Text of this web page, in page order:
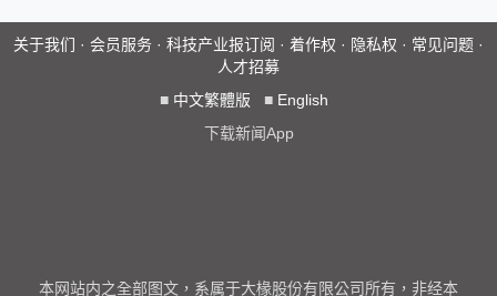
关于我们 · 会员服务 · 科技产业报订阅 · 着作权 · 隐私权 · 常见问题 ·
人才招募
■ 中文繁體版 ■ English
下载新闻App
本网站内之全部图文，系属于大椽股份有限公司所有，非经本